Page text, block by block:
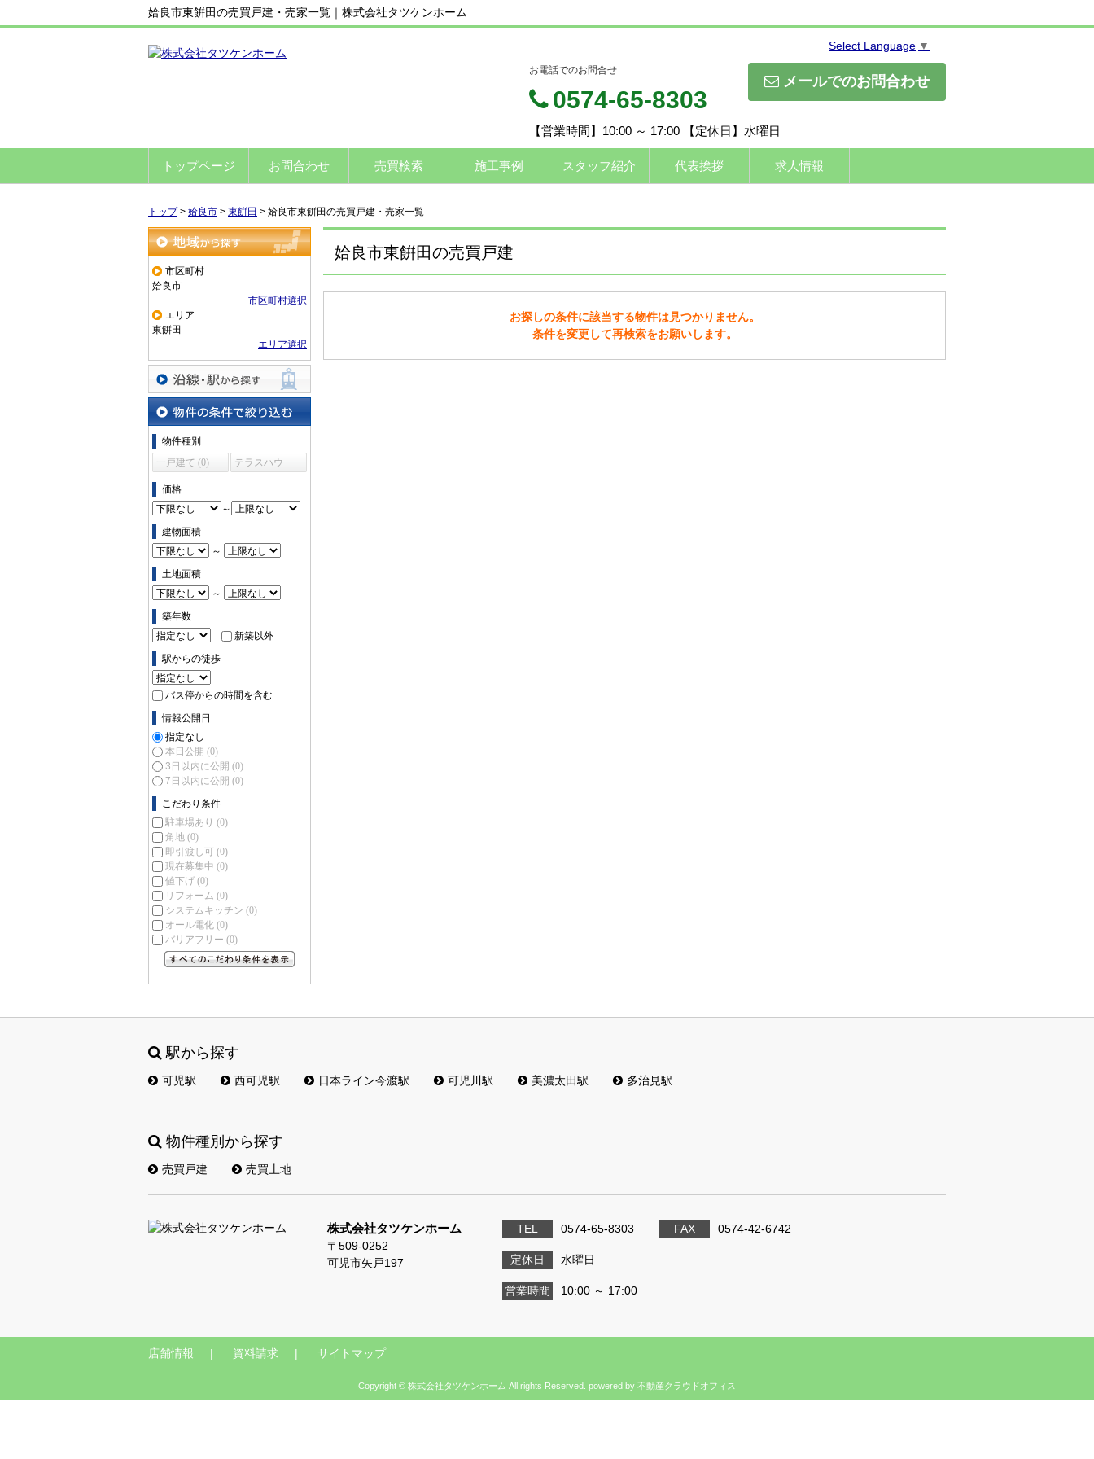
姶良市東餠田の売買戸建・売家一覧｜株式会社タツケンホーム
Select Language ▼
メールでのお問合わせ
お電話でのお問合せ
0574-65-8303
【営業時間】10:00 ～ 17:00 【定休日】水曜日
トップページ お問合わせ 売買検索 施工事例 スタッフ紹介 代表挨拶 求人情報
トップ> 姶良市 > 東餠田 > 姶良市東餠田の売買戸建・売家一覧
地域から探す
市区町村
姶良市
市区町村選択
エリア
東餠田
エリア選択
沿線・駅から探す
物件の条件で絞り込む
物件種別
一戸建て (0)
テラスハウ
価格
～
建物面積
～
土地面積
～
築年数
新築以外
駅からの徒歩
バス停からの時間を含む
情報公開日
指定なし
本日公開 (0)
3日以内に公開 (0)
7日以内に公開 (0)
こだわり条件
駐車場あり (0)
角地 (0)
即引渡し可 (0)
現在募集中 (0)
値下げ (0)
リフォーム (0)
システムキッチン (0)
オール電化 (0)
バリアフリー (0)
姶良市東餠田の売買戸建
お探しの条件に該当する物件は見つかりません。
条件を変更して再検索をお願いします。
駅から探す
可児駅 西可児駅 日本ライン今渡駅 可児川駅 美濃太田駅 多治見駅
物件種別から探す
売買戸建 売買土地
株式会社タツケンホーム
〒509-0252
可児市矢戸197
TEL 0574-65-8303 FAX 0574-42-6742
定休日 水曜日
営業時間 10:00 ～ 17:00
店舗情報 資料請求 サイトマップ
Copyright © 株式会社タツケンホーム All rights Reserved. powered by 不動産クラウドオフィス